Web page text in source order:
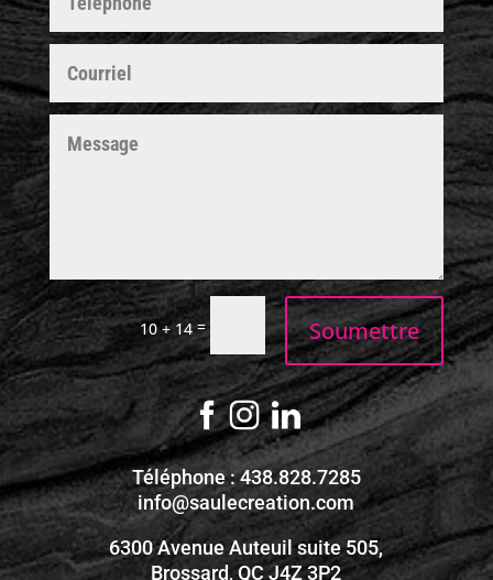
10 + 14= Soumettre
Téléphone : 438.828.7285
info@saulecreation.com
6300 Avenue Auteuil suite 505,
Brossard, QC J4Z 3P2